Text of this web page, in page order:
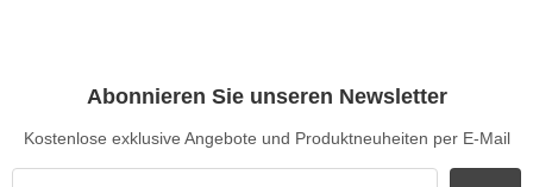
Abonnieren Sie unseren Newsletter
Kostenlose exklusive Angebote und Produktneuheiten per E-Mail